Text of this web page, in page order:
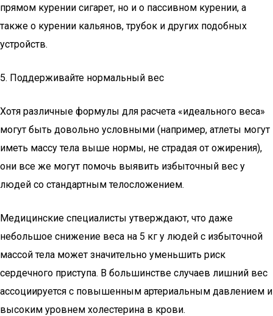
прямом курении сигарет, но и о пассивном курении, а
также о курении кальянов, трубок и других подобных
устройств.
5. Поддерживайте нормальный вес
Хотя различные формулы для расчета «идеального веса»
могут быть довольно условными (например, атлеты могут
иметь массу тела выше нормы, не страдая от ожирения),
они все же могут помочь выявить избыточный вес у
людей со стандартным телосложением.
Медицинские специалисты утверждают, что даже
небольшое снижение веса на 5 кг у людей с избыточной
массой тела может значительно уменьшить риск
сердечного приступа. В большинстве случаев лишний вес
ассоциируется с повышенным артериальным давлением и
высоким уровнем холестерина в крови.